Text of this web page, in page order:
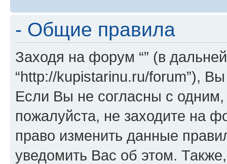
- Общие правила
Заходя на форум “” (в
“http://kupistarinu.ru/forum”),
Если Вы не согласны с
пожалуйста, не заходите на
право изменить данные
уведомить Вас об этом.